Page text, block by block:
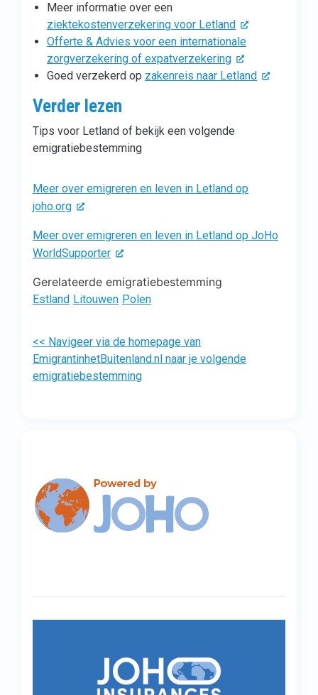
Meer informatie over een
ziektekostenverzekering voor Letland
Offerte & Advies voor een internationale
zorgverzekering of expatverzekering
Goed verzekerd op zakenreis naar Letland
Verder lezen
Tips voor Letland of bekijk een volgende
emigratiebestemming
Meer over emigreren en leven in Letland op
joho.org
Meer over emigreren en leven in Letland op JoHo
WorldSupporter
Gerelateerde emigratiebestemming
Estland Litouwen Polen
<< Navigeer via de homepage van
EmigrantinhetBuitenland.nl naar je volgende
emigratiebestemming